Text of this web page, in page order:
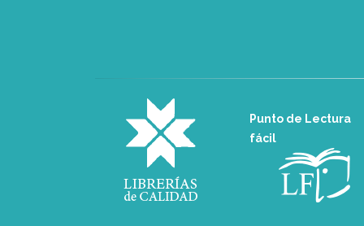
Punto de Lectura
fácil